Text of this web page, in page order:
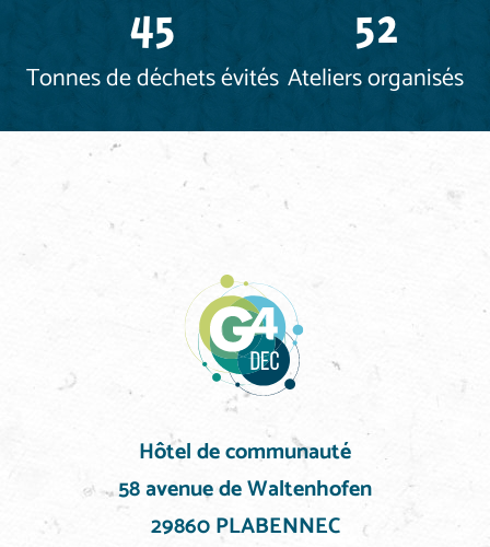
Tonnes de déchets évités
45
Ateliers organisés
52
Hôtel de communauté
58 avenue de Waltenhofen
29860 PLABENNEC